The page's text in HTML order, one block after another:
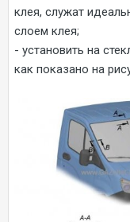
клея, служат
слоем клея;
- установить на
как показано на